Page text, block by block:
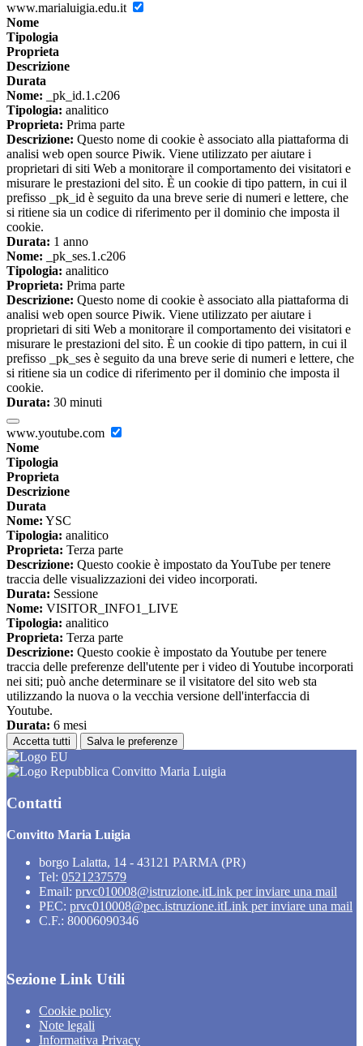
www.marialuigia.edu.it
Nome
Tipologia
Proprieta
Descrizione
Durata
Nome: _pk_id.1.c206
Tipologia: analitico
Proprieta: Prima parte
Descrizione: Questo nome di cookie è associato alla piattaforma di
analisi web open source Piwik. Viene utilizzato per aiutare i
proprietari di siti Web a monitorare il comportamento dei visitatori e
misurare le prestazioni del sito. È un cookie di tipo pattern, in cui il
prefisso _pk_id è seguito da una breve serie di numeri e lettere, che
si ritiene sia un codice di riferimento per il dominio che imposta il
cookie.
Durata: 1 anno
Nome: _pk_ses.1.c206
Tipologia: analitico
Proprieta: Prima parte
Descrizione: Questo nome di cookie è associato alla piattaforma di
analisi web open source Piwik. Viene utilizzato per aiutare i
proprietari di siti Web a monitorare il comportamento dei visitatori e
misurare le prestazioni del sito. È un cookie di tipo pattern, in cui il
prefisso _pk_ses è seguito da una breve serie di numeri e lettere, che
si ritiene sia un codice di riferimento per il dominio che imposta il
cookie.
Durata: 30 minuti
www.youtube.com
Nome
Tipologia
Proprieta
Descrizione
Durata
Nome: YSC
Tipologia: analitico
Proprieta: Terza parte
Descrizione: Questo cookie è impostato da YouTube per tenere
traccia delle visualizzazioni dei video incorporati.
Durata: Sessione
Nome: VISITOR_INFO1_LIVE
Tipologia: analitico
Proprieta: Terza parte
Descrizione: Questo cookie è impostato da Youtube per tenere
traccia delle preferenze dell'utente per i video di Youtube incorporati
nei siti; può anche determinare se il visitatore del sito web sta
utilizzando la nuova o la vecchia versione dell'interfaccia di
Youtube.
Durata: 6 mesi
Accetta tutti Salva le preferenze
Convitto Maria Luigia
Contatti
Convitto Maria Luigia
borgo Lalatta, 14 - 43121 PARMA (PR)
Tel: 0521237579
Email: prvc010008@istruzione.itLink per inviare una mail
PEC: prvc010008@pec.istruzione.itLink per inviare una mail
C.F.: 80006090346
Sezione Link Utili
Cookie policy
Note legali
Informativa Privacy